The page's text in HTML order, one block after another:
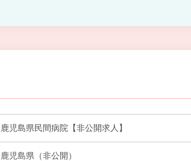
鹿児島県民間病院【非公開求人】
鹿児島県（非公開）